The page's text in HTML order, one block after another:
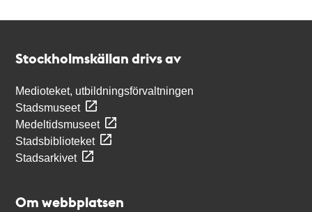
Stockholmskällan drivs av
Medioteket, utbildningsförvaltningen
Stadsmuseet
Medeltidsmuseet
Stadsbiblioteket
Stadsarkivet
Om webbplatsen